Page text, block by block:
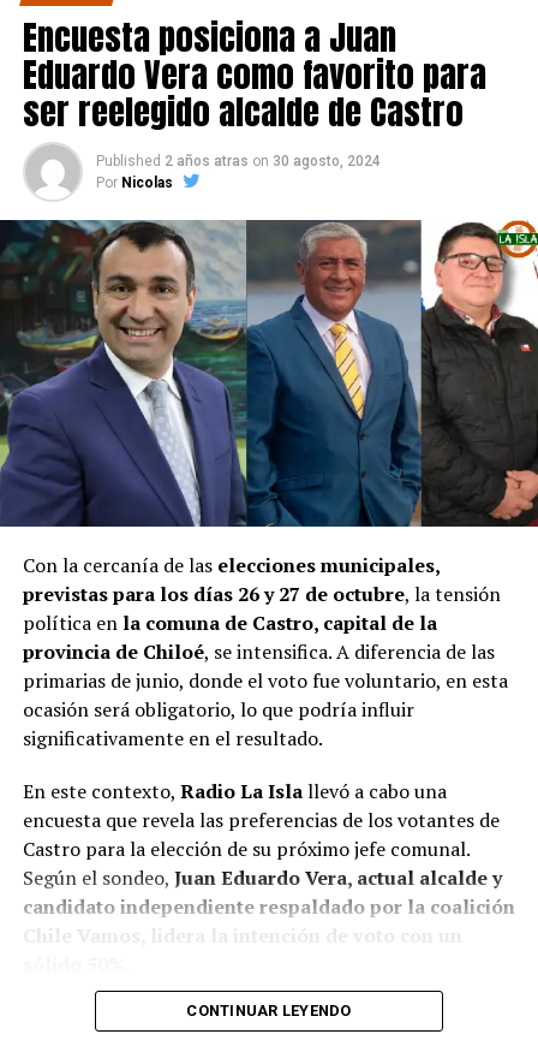
Encuesta posiciona a Juan
Eduardo Vera como favorito para
ser reelegido alcalde de Castro
Published 2 años atras on 30 agosto, 2024
Por Nicolas
Con la cercanía de las elecciones municipales,
previstas para los días 26 y 27 de octubre, la tensión
política en la comuna de Castro, capital de la
provincia de Chiloé, se intensifica. A diferencia de las
primarias de junio, donde el voto fue voluntario, en esta
ocasión será obligatorio, lo que podría influir
significativamente en el resultado.
En este contexto, Radio La Islallevó a cabo una
encuesta que revela las preferencias de los votantes de
Castro para la elección de su próximo jefe comunal.
Según el sondeo, Juan Eduardo Vera, actual alcalde y
candidato independiente respaldado por la coalición
Chile Vamos, lidera la intención de voto con un
Baltazar Elgueta, candidato del Partido Socialista
CONTINUAR LEYENDO